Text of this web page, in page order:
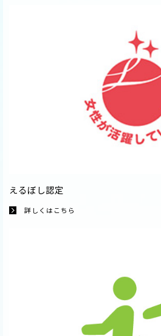
えるぼし認定
詳しくはこちら